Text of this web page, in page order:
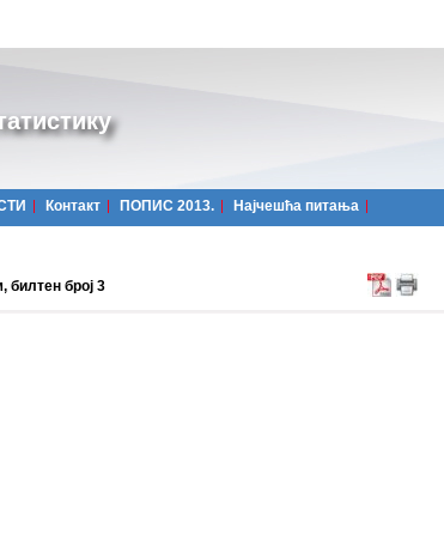
Контакт ПОПИС 2013. Најчешћa питања
билтен број 3